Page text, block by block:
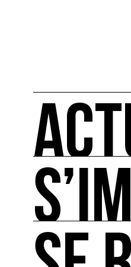
ACTUALITÉS
L'actualité
S’IMPLIQUER
Les bonnes